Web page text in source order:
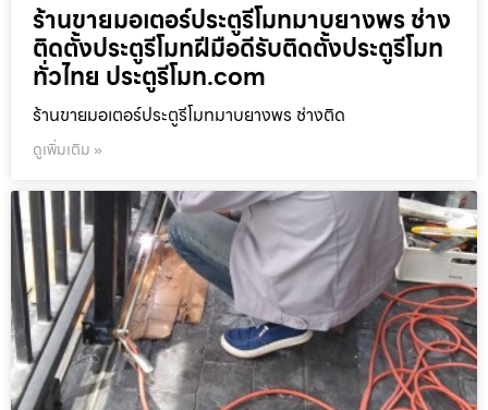
ร้านขายมอเตอร์ประตูรีโมทมาบยางพร ช่าง
ติดตั้งประตูรีโมทฝีมือดีรับติดตั้งประตูรีโมท
ทั่วไทย ประตูรีโมท.com
ร้านขายมอเตอร์ประตูรีโมทมาบยางพร ช่างติด
ดูเพิ่มเติม »